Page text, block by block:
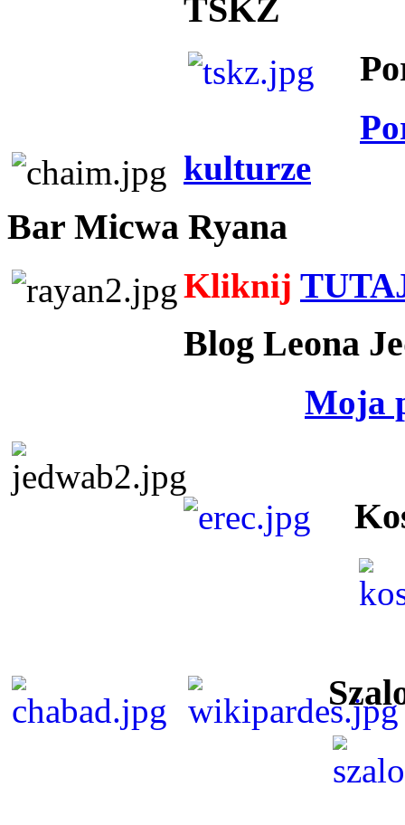
TSKZ
kulturze
Bar Micwa Ryana
Kliknij
Blog Leona
Moja